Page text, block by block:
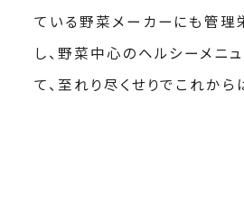
ている野菜メーカーにも管理
し、野菜中心のヘルシーメニ
て、至れり尽くせりでこれから